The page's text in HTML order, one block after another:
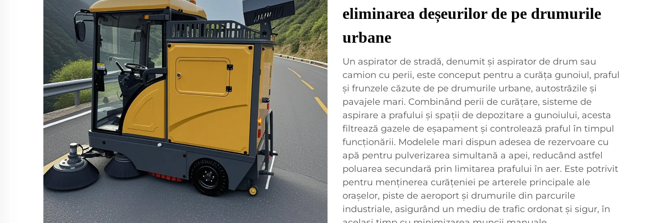
eliminarea deșeurilor de pe drumurile
urbane
Un aspirator de stradă, denumit și aspirator de drum sau
camion cu perii, este conceput pentru a curăța gunoiul, praful
și frunzele căzute de pe drumurile urbane, autostrăzile și
pavajele mari. Combinând perii de curățare, sisteme de
aspirare a prafului și spații de depozitare a gunoiului, acesta
filtrează gazele de eșapament și controlează praful în timpul
funcționării. Modelele mari dispun adesea de rezervoare cu
apă pentru pulverizarea simultană a apei, reducând astfel
poluarea secundară prin limitarea prafului în aer. Este potrivit
pentru menținerea curățeniei pe arterele principale ale
orașelor, piste de aeroport și drumurile din parcurile
industriale, asigurând un mediu de trafic ordonat și sigur, în